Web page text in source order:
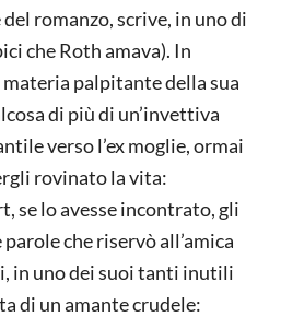
romanzo, scrive, in uno di
che Roth amava). In
palpitante della sua
di più di un’invettiva
verso l’ex moglie, ormai
rovinato la vita:
se lo avesse incontrato, gli
che riservò all’amica
in uno dei suoi tanti inutili
di un amante crudele: